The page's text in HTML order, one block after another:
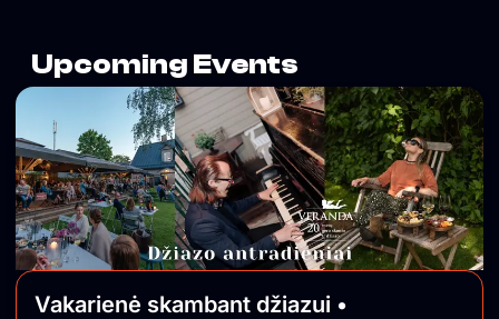
Upcoming Events
Vakarienė skambant džiazui •